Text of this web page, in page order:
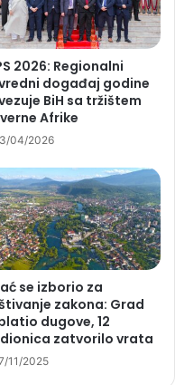
2026: Regionalni
događaj godine
BiH sa tržištem
Afrike
04/2026
se izborio za
zakona: Grad
dugove, 12
zatvorilo vrata
11/2025